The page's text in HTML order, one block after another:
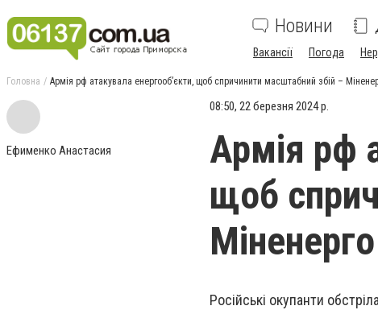
Новини
Вакансії Погода
Головна Армія рф атакувала енергооб’єкти, щоб спричинити масштабний збій –
Ефименко Анастасия
08:50, 22 березня 2024 р.
Армія рф
щоб
Міненерго
Російські окупанти